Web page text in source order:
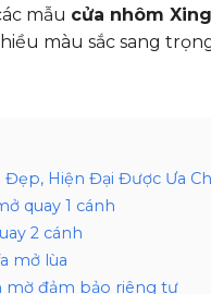
mẫu cửa nhôm
màu sắc sang
Hiện Đại Được Ưa
quay 1 cánh
2 cánh
mở lùa
mờ đảm bảo riêng tư